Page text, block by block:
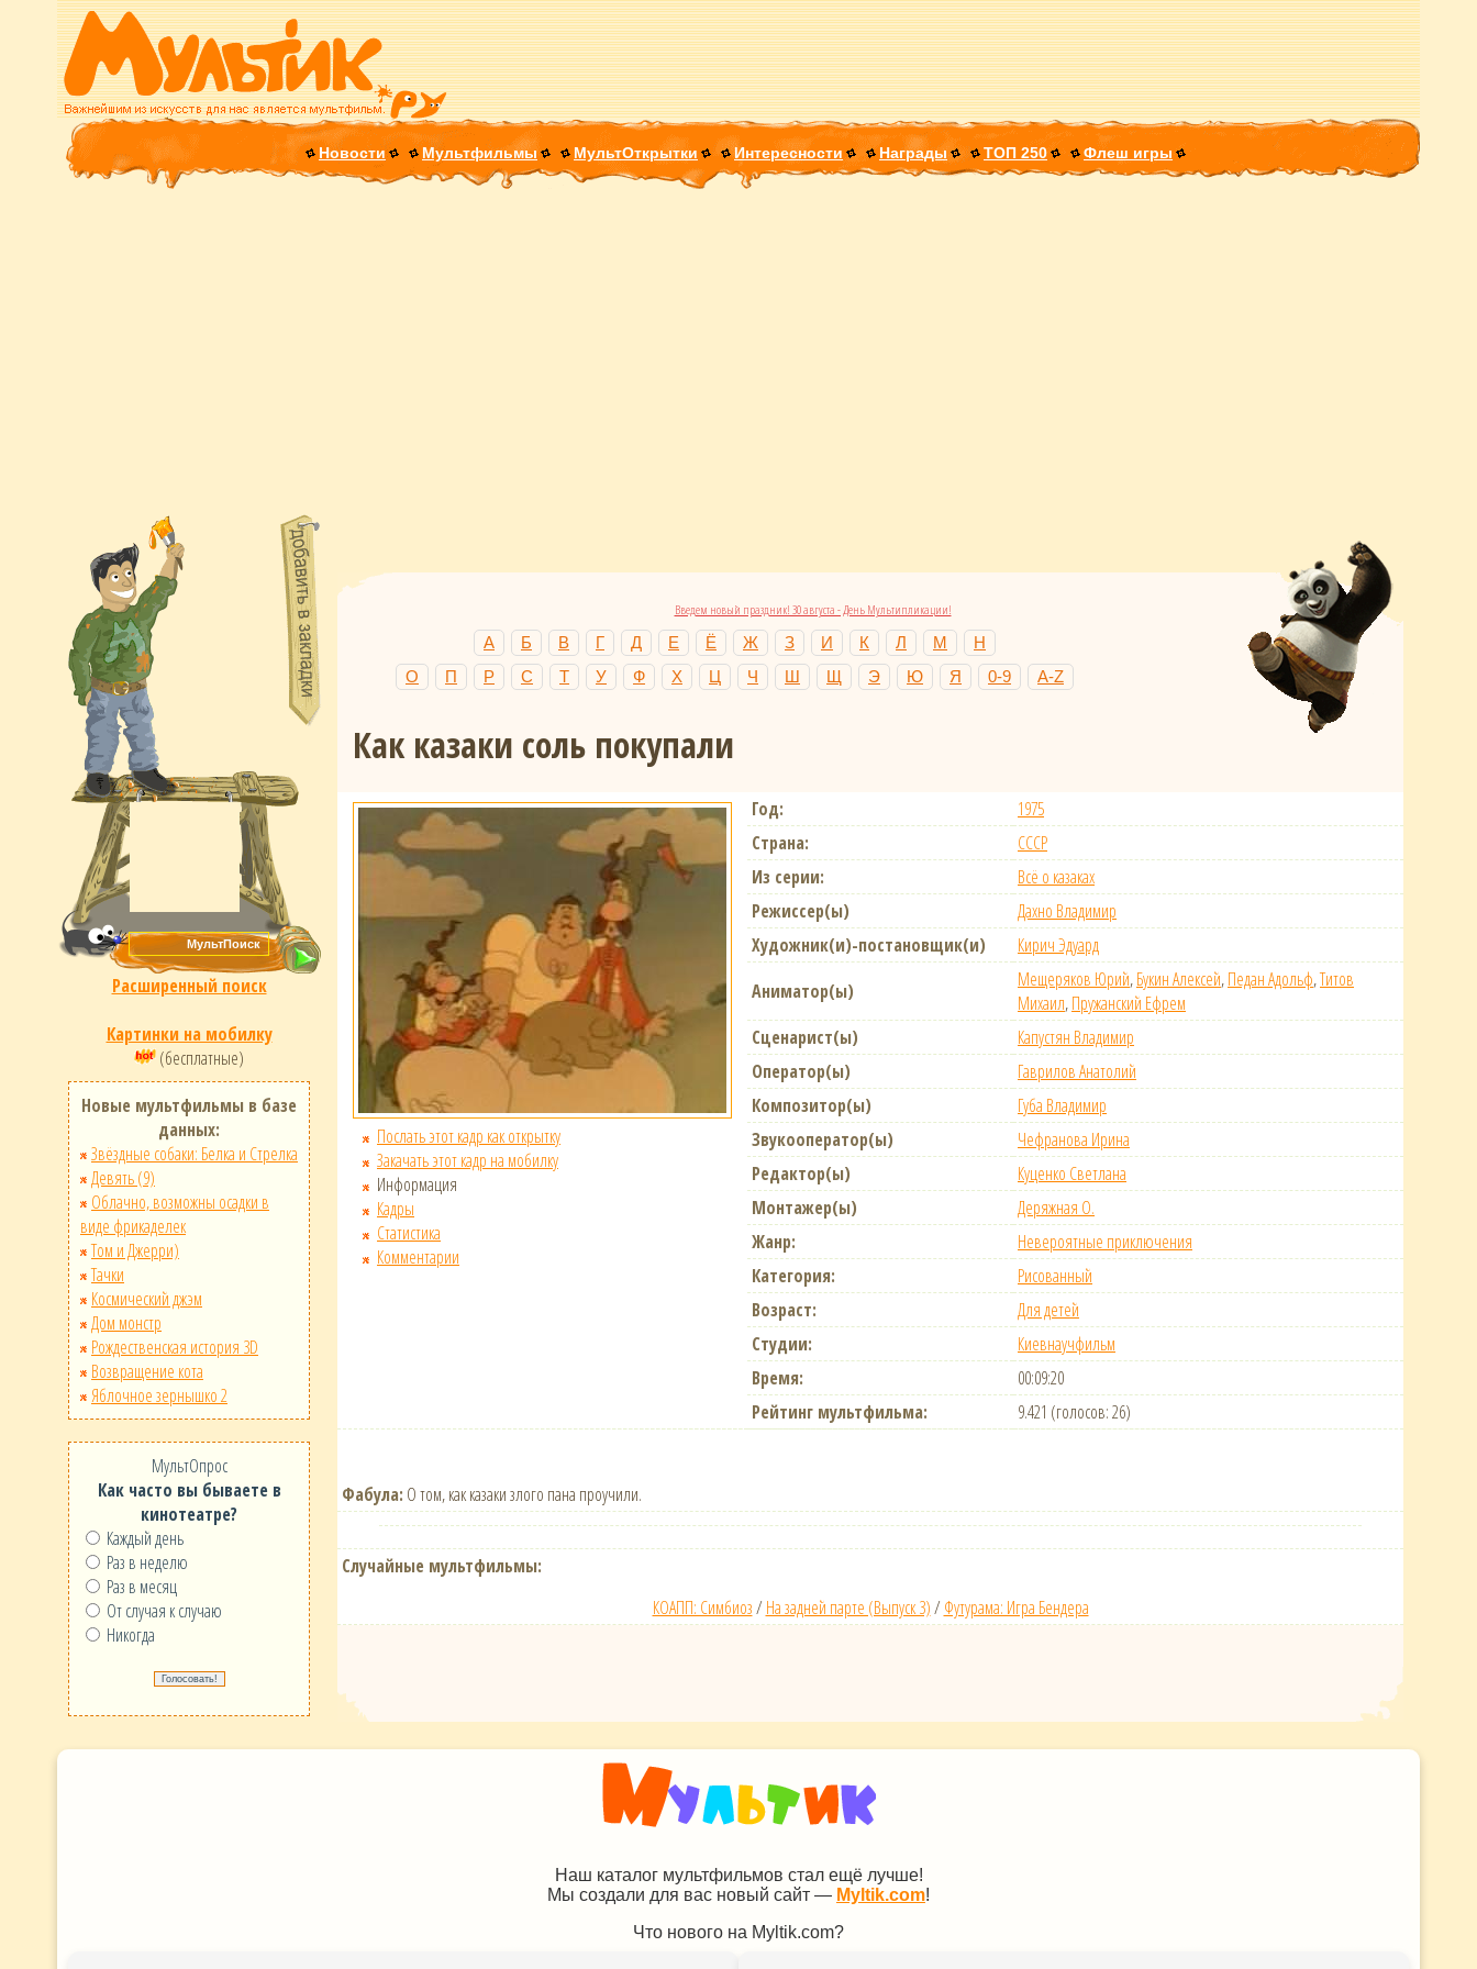
Новости Мультфильмы МультОткрытки Интересности Награды ТОП 250 Флеш игры
Расширенный поиск
Картинки на мобилку
(бесплатные)
Новые мультфильмы в базе
данных:
Звёздные собаки: Белка и Стрелка
Девять (9)
Облачно, возможны осадки в
виде фрикаделек
Том и Джерри)
Тачки
Космический джэм
Дом монстр
Рождественская история 3D
Возвращение кота
Яблочное зернышко 2
МультОпрос
Как часто вы бываете в
кинотеатре?
Каждый день
Раз в неделю
Раз в месяц
От случая к случаю
Никогда
Введем новый праздник! 30 августа - День Мультипликации!
А Б В Г Д Е Ё Ж З И К Л М
Н
О
П Р С Т У Ф Х Ц Ч Ш Щ Э Ю Я 0-9 A-Z
Как казаки соль покупали
Послать этот кадр как открытку
Закачать этот кадр на мобилку
Информация
Кадры
Статистика
Комментарии
Год:
1975
Страна:
СССР
Из серии:
Всё о казаках
Режиссер(ы)
Дахно Владимир
Художник(и)-постановщик(и)
Кирич Эдуард
Аниматор(ы)
Мещеряков Юрий,Букин Алексей,Педан Адольф,Титов
Михаил,Пружанский Ефрем
Сценарист(ы)
Капустян Владимир
Оператор(ы)
Гаврилов Анатолий
Композитор(ы)
Губа Владимир
Звукооператор(ы)
Чефранова Ирина
Редактор(ы)
Куценко Светлана
Монтажер(ы)
Деряжная О.
Жанр:
Невероятные приключения
Категория:
Рисованный
Возраст:
Для детей
Студии:
Киевнаучфильм
Время:
00:09:20
Рейтинг мультфильма:
9.421 (голосов: 26)
Фабула: О том, как казаки злого пана проучили.
Случайные мультфильмы:
КОАПП: Симбиоз/ На задней парте (Выпуск 3)/ Футурама: Игра Бендера
Наш каталог мультфильмов стал ещё лучше!
Мы создали для вас новый сайт — Myltik.com!
Что нового на Myltik.com?